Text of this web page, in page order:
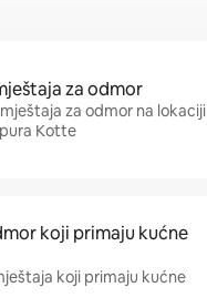
za odmor
za odmor na lokaciji
Kotte
koji primaju kućne
koji primaju kućne